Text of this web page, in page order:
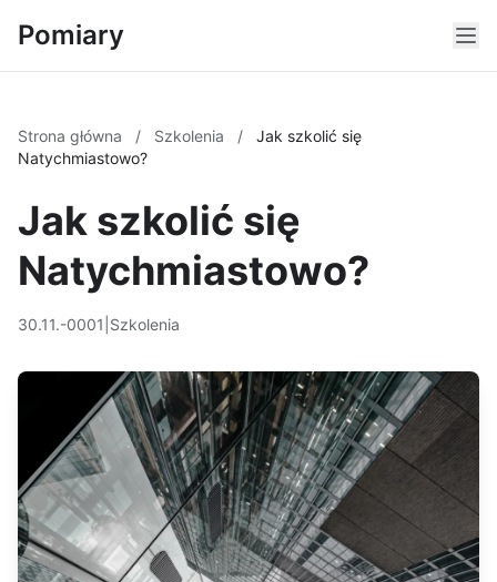
Pomiary
Strona główna / Szkolenia /
Jak szkolić się
Natychmiastowo?
Jak szkolić się
Natychmiastowo?
30.11.-0001 Szkolenia